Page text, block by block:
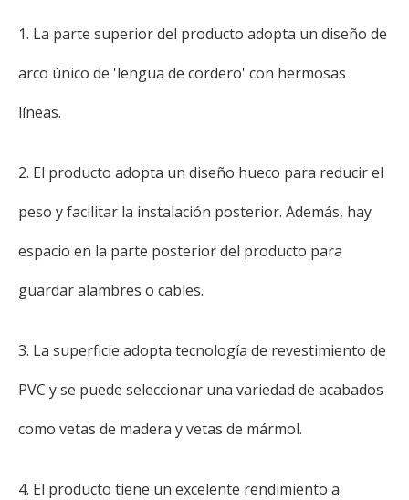
1. La parte superior del producto adopta un diseño de
arco único de 'lengua de cordero' con hermosas
líneas.
2. El producto adopta un diseño hueco para reducir el
peso y facilitar la instalación posterior. Además, hay
espacio en la parte posterior del producto para
guardar alambres o cables.
3. La superficie adopta tecnología de revestimiento de
PVC y se puede seleccionar una variedad de acabados
como vetas de madera y vetas de mármol.
4. El producto tiene un excelente rendimiento a